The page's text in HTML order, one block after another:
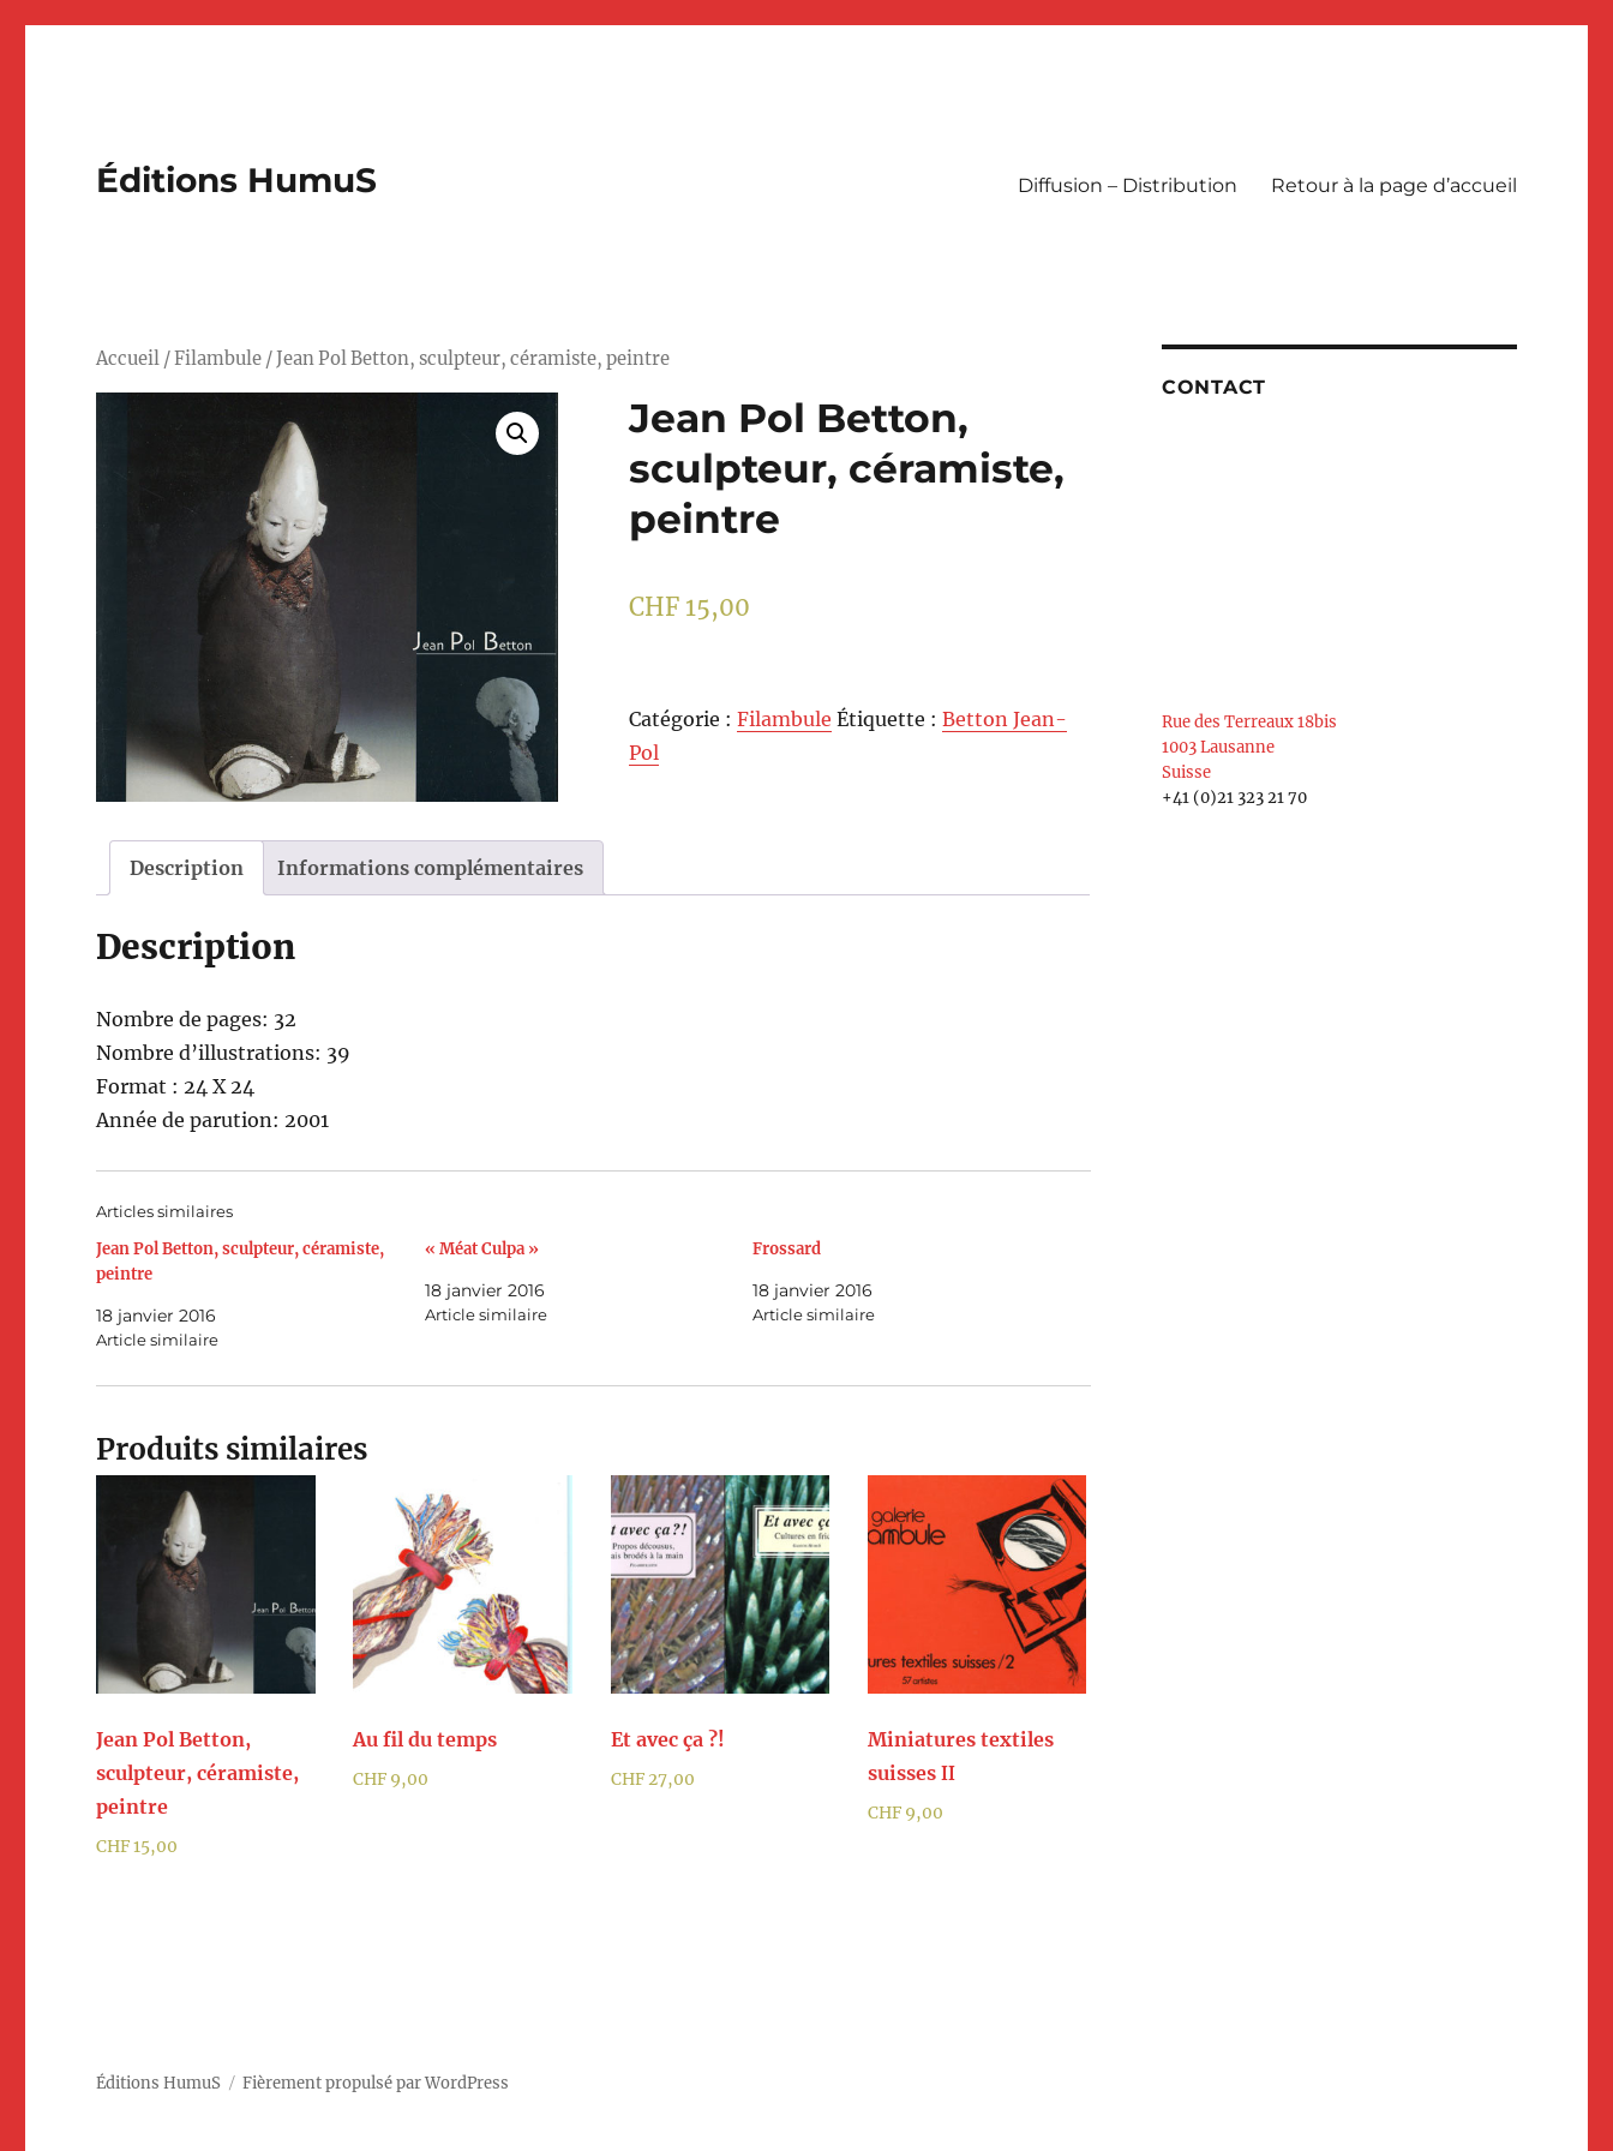
Éditions HumuS Diffusion – Distribution Retour à la page d’accueil
Accueil /Filambule / Jean Pol Betton, sculpteur, céramiste, peintre
Jean Pol Betton,
sculpteur, céramiste,
peintre
CHF 15,00
Catégorie :Filambule Étiquette :Betton Jean-
Pol
Description Informations complémentaires
Description
Nom­bre de pages: 32
Nom­bre d’il­lus­tra­tions: 39
For­mat : 24 X 24
Année de paru­tion: 2001
Articles similaires
Jean Pol Betton, sculpteur, céramiste,
peintre
18 janvier 2016
Article similaire
« Méat Culpa »
18 janvier 2016
Article similaire
Frossard
18 janvier 2016
Article similaire
Produits similaires
Jean Pol Betton,
sculpteur, céramiste,
peintre
CHF15,00
Au fil du temps
CHF 9,00
Et avec ça ?!
CHF27,00
Miniatures textiles
suisses II
CHF9,00
CONTACT
Rue des Terreaux 18bis
1003 Lausanne
Suisse
+41 (0)21 323 21 70
Éditions HumuS Fièrement propulsé par WordPress